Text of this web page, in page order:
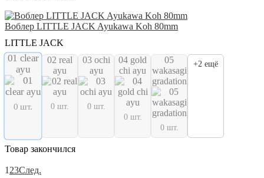
Воблер LITTLE JACK Ayukawa Koh 80mm
LITTLE JACK
01 clear
ayu
0 шт.
02 real
ayu
0 шт.
03 ochi
ayu
0 шт.
04 gold
chi ayu
0 шт.
05
wakasagi
gradation
0 шт.
+2 ещё
Товар закончился
1 23След.